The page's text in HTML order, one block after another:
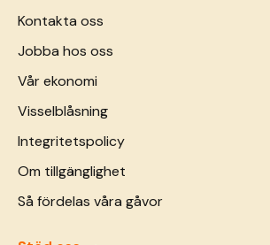
Kontakta oss
Jobba hos oss
Vår ekonomi
Visselblåsning
Integritetspolicy
Om tillgänglighet
Så fördelas våra gåvor